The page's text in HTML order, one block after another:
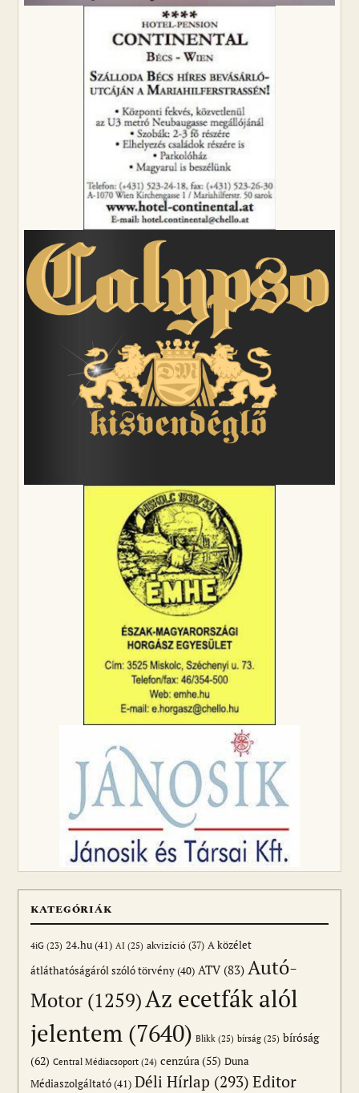
KATEGÓRIÁK
4iG (23) 24.hu(41) AI (25) akvizíció (37) A közélet
átláthatóságáról szóló törvény(40) ATV(83) Autó-
Motor (1259)Az ecetfák alól
jelentem (7640) Blikk (25) bírság (25) bíróság
(62) Central Médiacsoport (24) cenzúra(55) Duna
Médiaszolgáltató(41) Déli Hírlap (293) Editor